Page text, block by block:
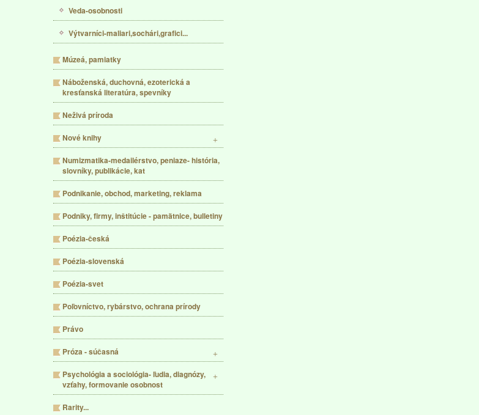
Veda-osobnosti
Výtvarníci-maliari,sochári,grafici...
Múzeá, pamiatky
Náboženská, duchovná, ezoterická a
kresťanská literatúra, spevníky
Neživá príroda
Nové knihy
Numizmatika-medailérstvo, peniaze- história,
slovníky, publikácie, kat
Podnikanie, obchod, marketing, reklama
Podniky, firmy, inštitúcie - pamätnice, bulletiny
Poézia-česká
Poézia-slovenská
Poézia-svet
Poľovníctvo, rybárstvo, ochrana prírody
Právo
Próza - súčasná
Psychológia a sociológia- ľudia, diagnózy,
vzťahy, formovanie osobnost
Rarity...